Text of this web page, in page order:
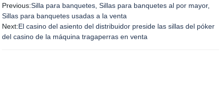
Previous:Silla para banquetes, Sillas para banquetes al por mayor,
Sillas para banquetes usadas a la venta
Next:El casino del asiento del distribuidor preside las sillas del póker
del casino de la máquina tragaperras en venta